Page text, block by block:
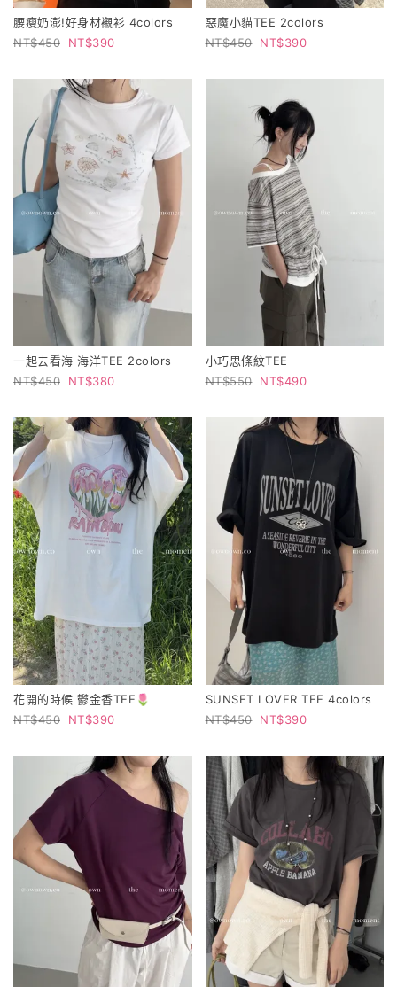
腰瘦奶澎!好身材襯衫 4colors
450
390
惡魔小貓TEE 2colors
450
390
一起去看海 海洋TEE 2colors
450
380
小巧思條紋TEE
550
490
花開的時候 鬱金香TEE🌷
450
390
SUNSET LOVER TEE 4colors
450
390